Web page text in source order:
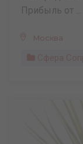
Прибыль от ...
Москва
Сфера